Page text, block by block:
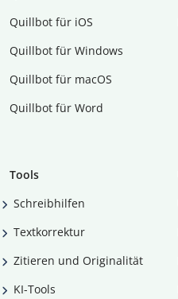
Quillbot für iOS
Quillbot für Windows
Quillbot für macOS
Quillbot für Word
Tools
Schreibhilfen
Textkorrektur
Zitieren und Originalität
KI-Tools